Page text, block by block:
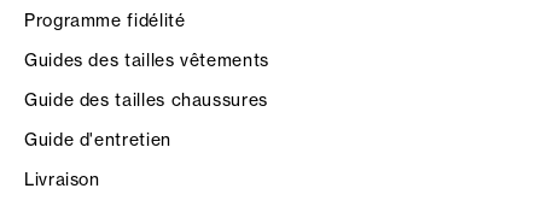
Programme fidélité
Guides des tailles vêtements
Guide des tailles chaussures
Guide d'entretien
Livraison